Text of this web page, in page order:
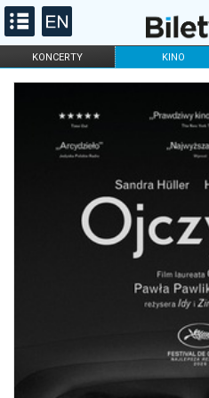
KONCERTY KINO
FILHARMONIA OPERA I BALET
DLA DZIECI
ONLINE